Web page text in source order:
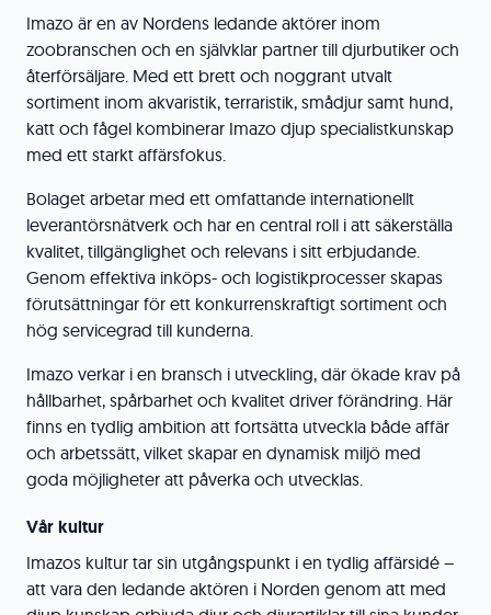
Imazo är en av Nordens ledande aktörer inom
zoobranschen och en självklar partner till djurbutiker och
återförsäljare. Med ett brett och noggrant utvalt
sortiment inom akvaristik, terraristik, smådjur samt hund,
katt och fågel kombinerar Imazo djup specialistkunskap
med ett starkt affärsfokus.
Bolaget arbetar med ett omfattande internationellt
leverantörsnätverk och har en central roll i att säkerställa
kvalitet, tillgänglighet och relevans i sitt erbjudande.
Genom effektiva inköps- och logistikprocesser skapas
förutsättningar för ett konkurrenskraftigt sortiment och
hög servicegrad till kunderna.
Imazo verkar i en bransch i utveckling, där ökade krav på
hållbarhet, spårbarhet och kvalitet driver förändring. Här
finns en tydlig ambition att fortsätta utveckla både affär
och arbetssätt, vilket skapar en dynamisk miljö med
goda möjligheter att påverka och utvecklas.
Vår kultur
Imazos kultur tar sin utgångspunkt i en tydlig affärsidé –
att vara den ledande aktören i Norden genom att med